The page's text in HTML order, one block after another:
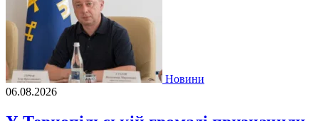
Новини
06.08.2026